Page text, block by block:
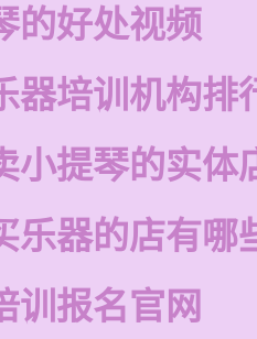
的好处视频
器培训机构排
小提琴的实体
乐器的店有哪
训报名官网